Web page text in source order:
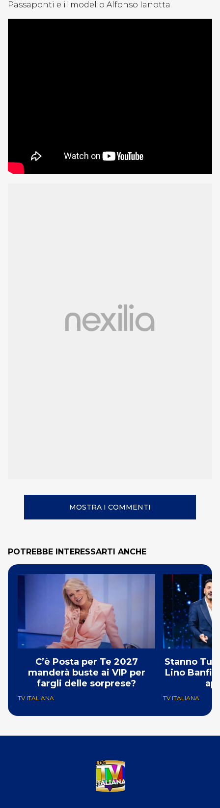
Passaponti e il modello Alfonso Ianotta.
MOSTRA I COMMENTI
POTREBBE INTERESSARTI ANCHE
C’è Posta per Te 2027
manderà buste ai VIP per
fargli delle sorprese?
TV ITALIANA
Stanno
Lino Banfi
TV ITALIANA